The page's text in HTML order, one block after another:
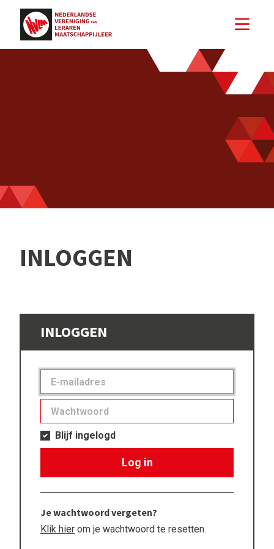
INLOGGEN
INLOGGEN
Blijf ingelogd
Log in
Je wachtwoord vergeten?
Klik hier om je wachtwoord te resetten.